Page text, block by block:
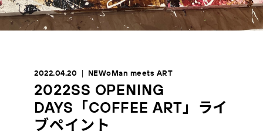
2022.04.20 NEWoMan meets ART
2022SS OPENING
DAYS「COFFEE ART」ライ
ブペイント